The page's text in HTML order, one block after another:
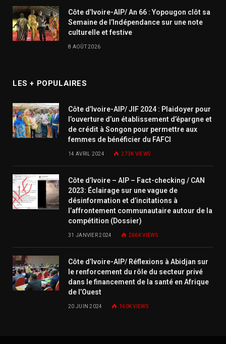
Côte d’Ivoire-AIP/ An 66 : Yopougon clôt sa
Semaine de l’Indépendance sur une note
culturelle et festive
8 AOÛT 2026
LES + POPULAIRES
Côte d’Ivoire-AIP/ JIF 2024 : Plaidoyer pour
l’ouverture d’un établissement d’épargne et
de crédit à Songon pour permettre aux
femmes de bénéficier du FAFCI
14 AVRIL 2024 273KVIEWS
Côte d’Ivoire – AIP – Fact-checking / CAN
2023: Éclairage sur une vague de
désinformation et d’incitations à
l’affrontement communautaire autour de la
compétition (Dossier)
31 JANVIER 2024 266KVIEWS
Côte d’Ivoire-AIP/ Réflexions à Abidjan sur
le renforcement du rôle du secteur privé
dans le financement de la santé en Afrique
de l’Ouest
20 JUIN 2024 160KVIEWS